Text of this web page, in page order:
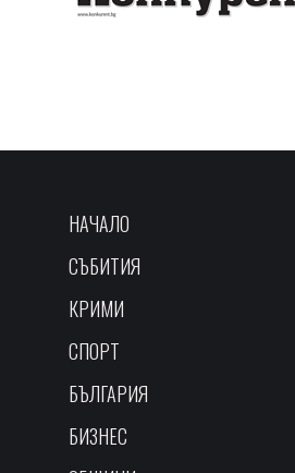
НАЧАЛО
СЪБИТИЯ
КРИМИ
СПОРТ
БЪЛГАРИЯ
БИЗНЕС